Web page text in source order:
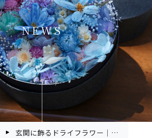
NEWS
玄関に飾るドライフラワー｜おしゃれに見せるコツとおすすめアレンジ